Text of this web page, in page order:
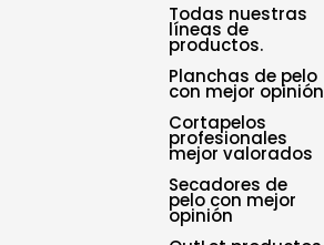
Todas nuestras
líneas de
productos.
Planchas de pelo
con mejor opinión
Cortapelos
profesionales
mejor valorados
Secadores de
pelo con mejor
opinión